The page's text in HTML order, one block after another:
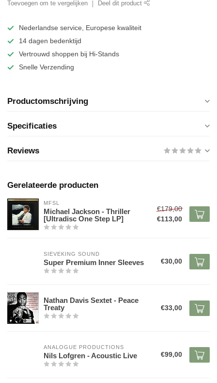
Toevoegen om te vergelijken Deel dit product
Nederlandse service, Europese kwaliteit
14 dagen bedenktijd
Vertrouwd shoppen bij Hi-Stands
Snelle Verzending
Productomschrijving
Specificaties
Reviews
Gerelateerde producten
MFSL
Michael Jackson - Thriller
[Ultradisc One Step LP]
€179,00
€113,00
SIEVEKING SOUND
Super Premium Inner Sleeves €30,00
Nathan Davis Sextet - Peace
Treaty
€33,00
ANALOGUE PRODUCTIONS
Nils Lofgren - Acoustic Live €99,00